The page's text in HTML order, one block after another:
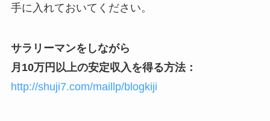
手に入れておいてください。
サラリーマンをしながら
月10万円以上の安定収入を得る方法：
http://shuji7.com/maillp/blogkiji